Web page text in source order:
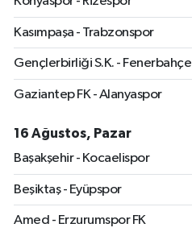
Kasımpaşa - Trabzonspor
Gençlerbirliği S.K. - Fenerbahçe
Gaziantep FK - Alanyaspor
16 Ağustos, Pazar
Başakşehir - Kocaelispor
Beşiktaş - Eyüpspor
Amed - Erzurumspor FK